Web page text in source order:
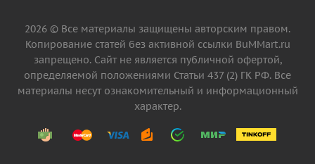
2026 © Все материалы защищены авторским правом.
Копирование статей без активной ссылки BuMMart.ru
запрещено. Сайт не является публичной офертой,
определяемой положениями Статьи 437 (2) ГК РФ. Все
материалы несут ознакомительный и информационный
характер.